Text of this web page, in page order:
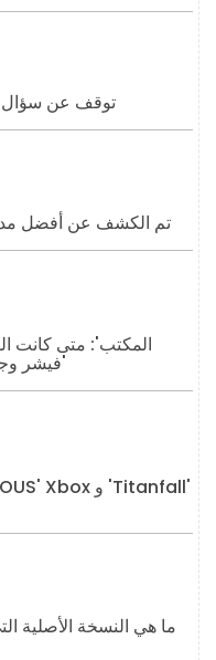
توقف عن سؤال
تم الكشف عن أفضل
فيشر وجون كراسنسكي على سموش 'دانديز'
ما هي النسخة الأصلية